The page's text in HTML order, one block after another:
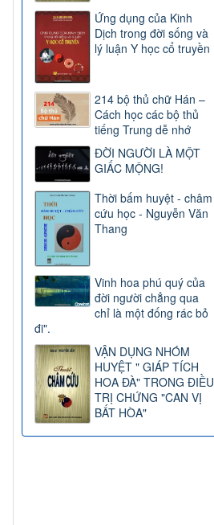
Ứng dụng của Kinh
Dịch trong đời sống và
lý luận Y học cổ truyền
214 bộ thủ chữ Hán –
Cách học các bộ thủ
tiếng Trung dễ nhớ
ĐỜI NGƯỜI LÀ MỘT
GIẤC MỘNG!
Thời bấm huyệt - châm
cứu học - Nguyễn Văn
Thang
Vinh hoa phú quý của
đời người chẳng qua
chỉ là một đống rác bỏ
đi".
VẬN DỤNG NHÓM
HUYỆT " GIÁP TÍCH
HOA ĐÀ" TRONG ĐIỀU
TRỊ CHỨNG "CAN VỊ
BẤT HÒA"